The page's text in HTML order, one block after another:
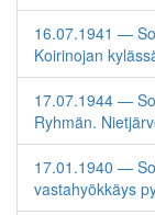
16.07.1941 —
Koirinojan
17.07.1944 —
Ryhmän.
17.01.1940 —
vastahyökkäys